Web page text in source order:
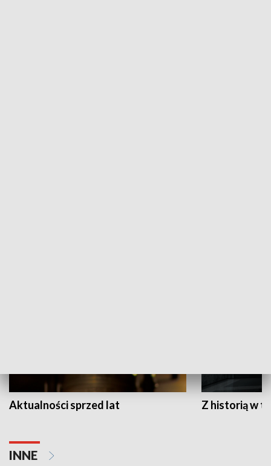
Aktualności sprzed lat Z historią w
INNE